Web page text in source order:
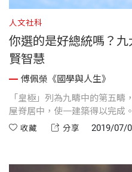
人文社科
你選的是好總統嗎？
賢智慧
傅佩榮《國學與人生》
「皇極」列為九疇中的第五
屋脊居中，使一建築得以完成
展開。
收藏 分享 2019/07/